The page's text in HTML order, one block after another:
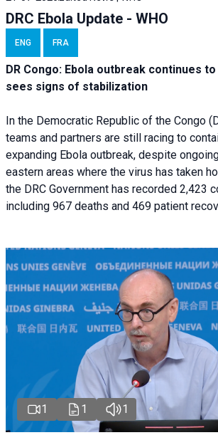
DRC Ebola Update - WHO
ENG FRA
DR Congo: Ebola outbreak continues to
sees signs of stabilization
In the Democratic Republic of the Congo
teams and partners are still racing to
expanding Ebola outbreak, despite
eastern areas where the virus has taken
the DRC Government has recorded 2,423
including 967 deaths and 469 patient
1 1 1